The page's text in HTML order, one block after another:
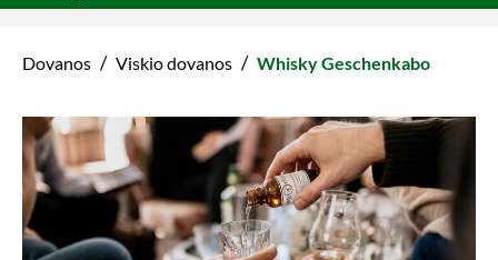
Dovanos / Viskio dovanos / Whisky Geschenkabo